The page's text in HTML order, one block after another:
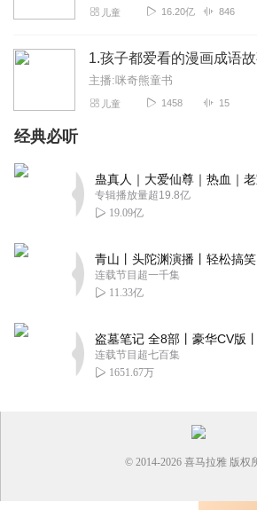
儿童 16.20亿 846
1.孩子都爱看的漫画成语
主播:咪奇熊童书
儿童 1458 15
经典必听
专辑播放量超19.8亿
19.09亿
连载节目超一千集
11.33亿
连载节目超七百集
1651.67万
© 2014-2026 喜马拉雅 版权